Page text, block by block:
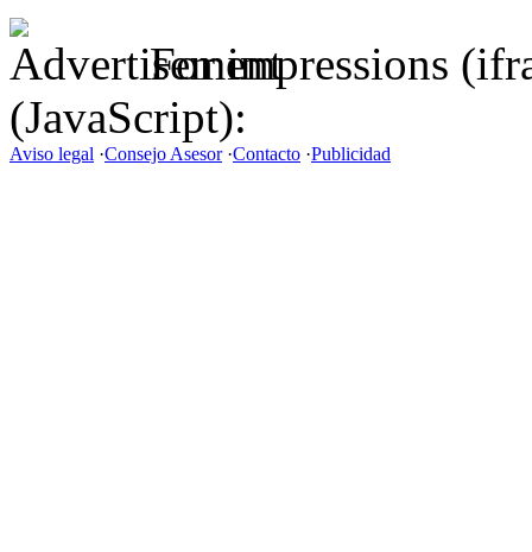
For impressions
(JavaScript):
Aviso legal ·Consejo Asesor·Contacto ·Publicidad